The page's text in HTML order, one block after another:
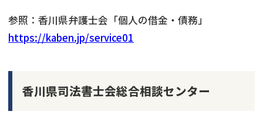
参照：香川県弁護士会「個人の借金・債務」
https://kaben.jp/service01
香川県司法書士会総合相談センター